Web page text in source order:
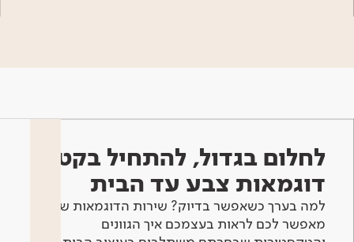
לחלום בגדול, להתחיל בקטן -
דוגמאות צבע עד הבית
למה בערך כשאפשר בדיוק? שירות הדוגמאות שלנו
מאפשר לכם לראות בעצמכם איך הגוונים